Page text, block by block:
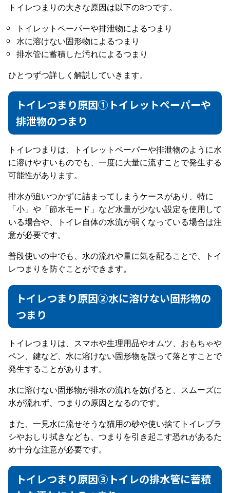
トイレつまりの大きな原因は以下の3つです。
トイレットペーパーや排泄物によるつまり
水に溶けない固形物によるつまり
排水管に蓄積した汚れによるつまり
ひとつずつ詳しく解説していきます。
トイレつまり原因①トイレットペーパーや
排泄物のつまり
トイレつまりは、トイレットペーパーや排泄物のように水
に溶けやすいものでも、一度に大量に流すことで発生する
可能性があります。
排水が追いつかずに詰まってしまうケースがあり、特に
「小」や「節水モード」など水量が少ない設定を使用して
いる場合や、トイレ自体の水流が弱くなっている場合は注
意が必要です。
普段使いの中でも、水の流れや量に気を配ることで、トイ
レつまりを防ぐことができます。
トイレつまり原因②水に溶けない固形物の
つまり
トイレつまりは、スマホや生理用品やオムツ、おもちゃや
ペン、鍵など、水に溶けない固形物を誤って落とすことで
発生することがあります。
水に溶けない固形物が排水の流れを妨げると、スムーズに
水が流れず、つまりの原因となるのです。
また、一見水に流せそうな猫用の砂や使い捨てトイレブラ
シやおしり拭きなども、つまりを引き起こす恐れがあるた
め十分な注意が必要です。
トイレつまり原因③トイレの排水管に蓄積